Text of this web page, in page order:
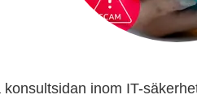
inom IT-